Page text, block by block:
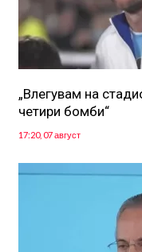
„Влегувам на
четири бомби“
17:20, 07 август